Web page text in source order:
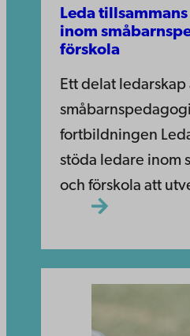
Leda
inom
förskola​​
Ett delat
fortbildningen
stöda ledare inom
och förskola att